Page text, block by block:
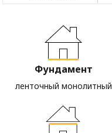
Фундамент
ленточный монолитный